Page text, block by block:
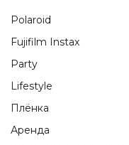
Polaroid
Fujifilm Instax
Party
Lifestyle
Плёнка
Аренда